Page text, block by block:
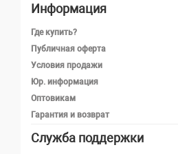
Информация
Где купить?
Публичная оферта
Условия продажи
Юр. информация
Оптовикам
Гарантия и возврат
Служба поддержки